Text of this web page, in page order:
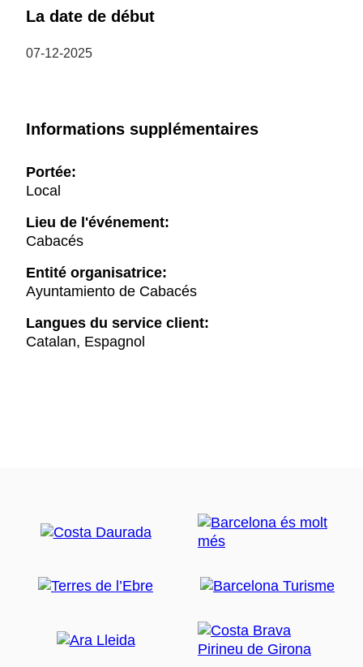
La date de début
07-12-2025
Informations supplémentaires
Portée:
Local
Lieu de l'événement:
Cabacés
Entité organisatrice:
Ayuntamiento de Cabacés
Langues du service client:
Catalan, Espagnol